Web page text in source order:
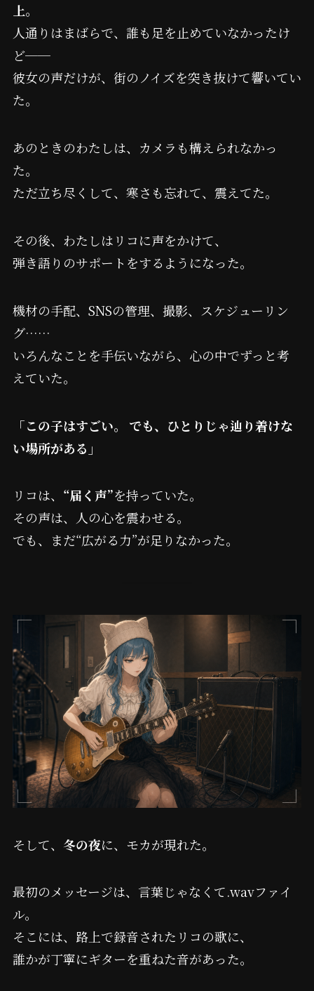
上。
人通りはまばらで、誰も足を止めていなかったけ
ど──
彼女の声だけが、街のノイズを突き抜けて響いてい
た。
あのときのわたしは、カメラも構えられなかっ
た。
ただ立ち尽くして、寒さも忘れて、震えてた。
その後、わたしはリコに声をかけて、
弾き語りのサポートをするようになった。
機材の手配、SNSの管理、撮影、スケジューリン
グ……
いろんなことを手伝いながら、心の中でずっと考
えていた。
「この子はすごい。 でも、ひとりじゃ辿り着けな
い場所がある」
リコは、 “届く声”を持っていた。
その声は、人の心を震わせる。
でも、まだ“広がる力”が足りなかった。
そして、 冬の夜に、モカが現れた。
最初のメッセージは、言葉じゃなくて.wavファイ
ル。
そこには、路上で録音されたリコの歌に、
誰かが丁寧にギターを重ねた音があった。